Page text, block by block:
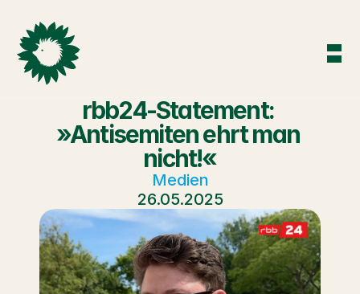
rbb24-Statement:
»Antisemiten ehrt man
nicht!«
Medien
26.05.2025